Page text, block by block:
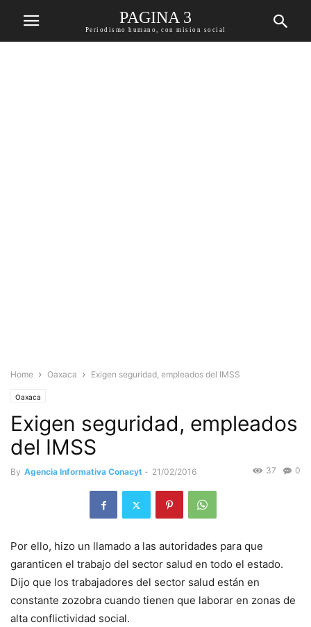
PAGINA 3
Periodismo humano, con mision social
Home Oaxaca Exigen seguridad, empleados del IMSS
Oaxaca
Exigen seguridad, empleados
del IMSS
By Agencia Informativa Conacyt - 21/02/2016 0
37
Por ello, hizo un llamado a las autoridades para que
garanticen el trabajo del sector salud en todo el estado.
Dijo que los trabajadores del sector salud están en
constante zozobra cuando tienen que laborar en zonas de
alta conflictividad social.